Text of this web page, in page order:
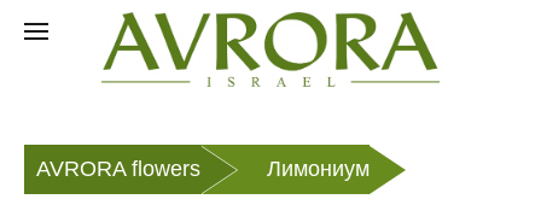
содержанию
AVRORA flowers Лимониум